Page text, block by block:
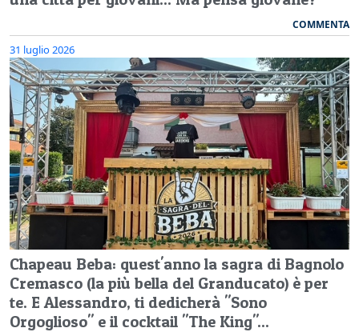
COMMENTA
31 luglio 2026
Chapeau Beba: quest'anno la sagra di Bagnolo
Cremasco (la più bella del Granducato) è per
te. E Alessandro, ti dedicherà "Sono
Orgoglioso" e il cocktail "The King"...